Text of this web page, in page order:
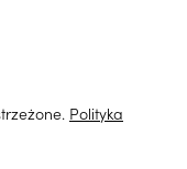
Polityka